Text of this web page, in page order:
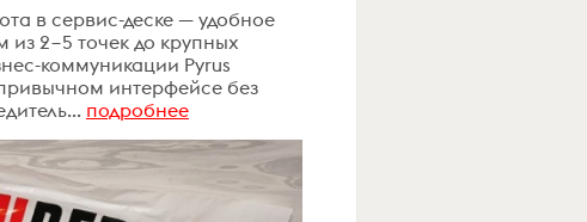
в сервис-деске — удобное
2−5 точек до крупных
коммуникации Pyrus
интерфейсе без
подробнее